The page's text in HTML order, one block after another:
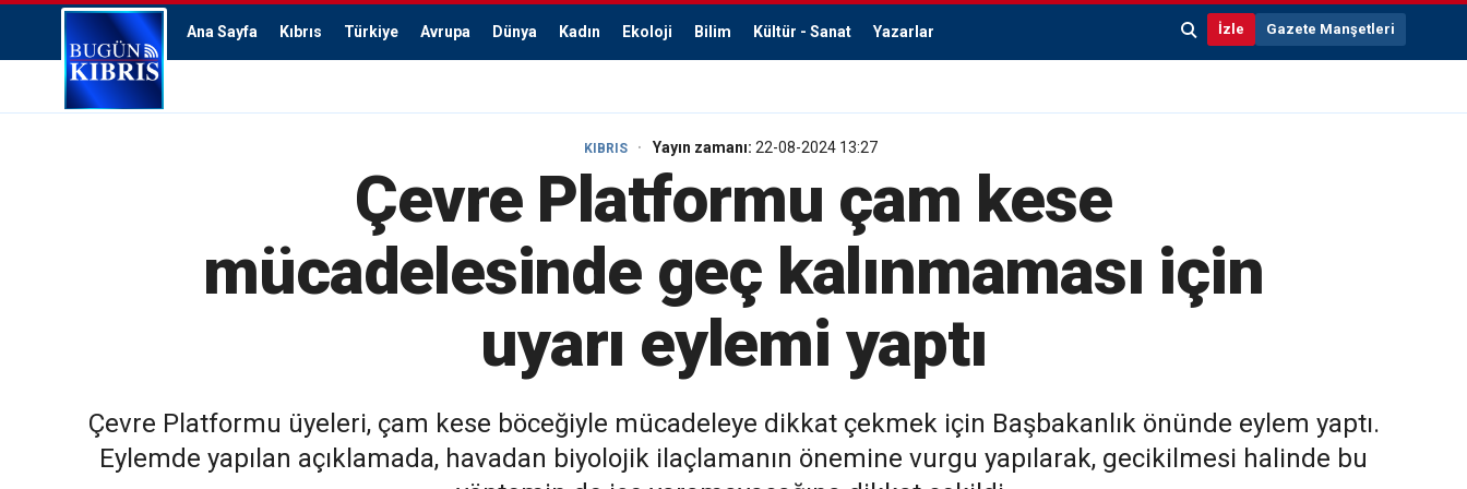
Ana Sayfa Kıbrıs Türkiye Avrupa Dünya Kadın Ekoloji Bilim Kültür - Sanat Yazarlar İzle Gazete Manşetleri
KIBRIS Yayın zamanı: 22-08-2024 13:27
Çevre Platformu çam kese
mücadelesinde geç kalınmaması için
uyarı eylemi yaptı
Çevre Platformu üyeleri, çam kese böceğiyle mücadeleye dikkat çekmek için Başbakanlık önünde eylem yaptı.
Eylemde yapılan açıklamada, havadan biyolojik ilaçlamanın önemine vurgu yapılarak, gecikilmesi halinde bu